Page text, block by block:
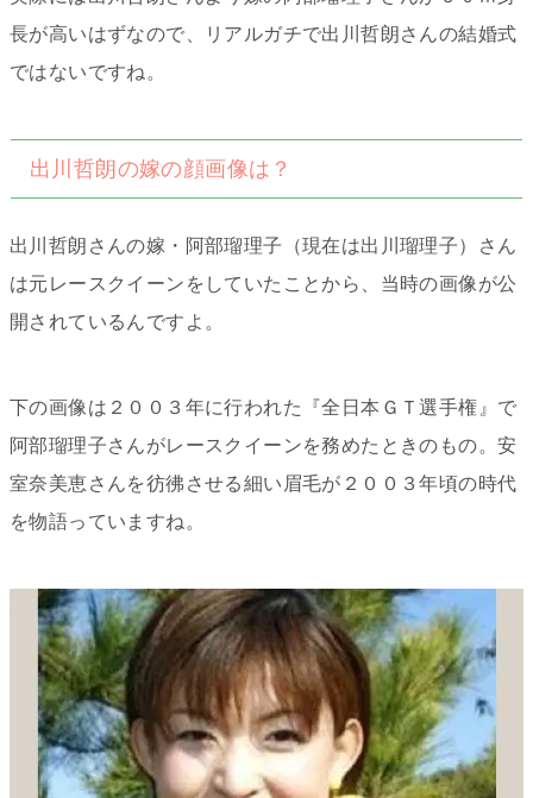
長が高いはずなので、リアルガチで出川哲朗さんの結婚式
ではないですね。
出川哲朗の嫁の顔画像は？
出川哲朗さんの嫁・阿部瑠理子（現在は出川瑠理子）さん
は元レースクイーンをしていたことから、当時の画像が公
開されているんですよ。
下の画像は２００３年に行われた『全日本ＧＴ選手権』で
阿部瑠理子さんがレースクイーンを務めたときのもの。安
室奈美恵さんを彷彿させる細い眉毛が２００３年頃の時代
を物語っていますね。